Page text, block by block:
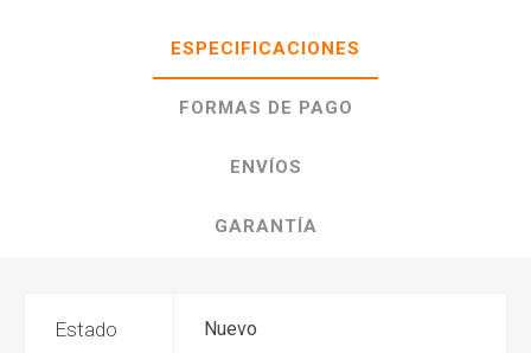
ESPECIFICACIONES
FORMAS DE PAGO
ENVÍOS
GARANTÍA
Estado Nuevo